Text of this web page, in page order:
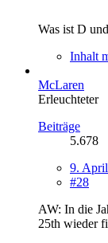
Was ist D
Inhalt
McLaren
Erleuchteter
Beiträge
5.678
9.
#28
AW: In die
25th wieder